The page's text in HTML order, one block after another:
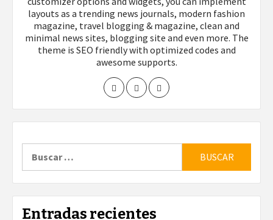
layouts as a trending news journals, modern fashion
magazine, travel blogging & magazine, clean and
minimal news sites, blogging site and even more. The
theme is SEO friendly with optimized codes and
awesome supports.
Entradas recientes